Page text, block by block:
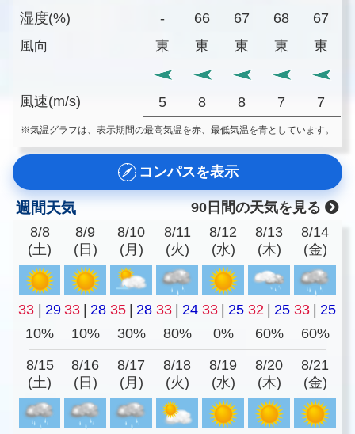
湿度(%)
風向
風速(m/s)
-
66 67 68
67
東
東 東 東 東
5 8 8 7 7
※気温グラフは、表示期間の最高気温を赤、最低気温を青としています。
コンパスを表示
週間天気
90日間の天気を見る
8/8
(土)
8/9
(日)
8/10
(月)
8/11
(火)
8/12
(水)
8/13
(木)
8/14
(金)
33 29 33 28 35 28 33 24 33 25 32 25 33
25
10%
10% 30% 80% 0% 60% 60%
8/15
(土)
8/16
(日)
8/17
(月)
8/18
(火)
8/19
(水)
8/20
(木)
8/21
(金)